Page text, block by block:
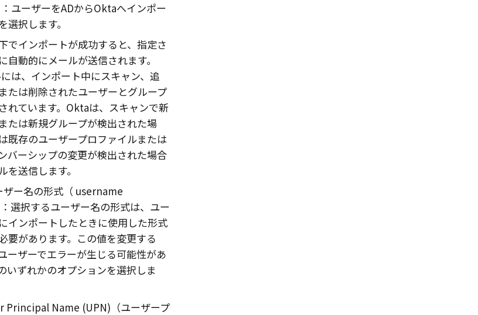
：ユーザーをADからOktaへインポー
選択します。
でインポートが成功すると、指定さ
自動的にメールが送信されます。
は、インポート中にスキャン、追
たは削除されたユーザーとグループ
れています。 Oktaは、スキャンで新
たは新規グループが検出された場
既存のユーザープロファイルまたは
バーシップの変更が検出された場合
を送信します。
ザー名の形式（ username
：選択するユーザー名の形式は、ユー
インポートしたときに使用した形式
要があります。この値を変更する
ーザーでエラーが生じる可能性があ
いずれかのオプションを選択しま
Principal Name (UPN)（ユーザープ